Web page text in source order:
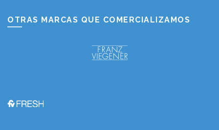
OTRAS MARCAS QUE COMERCIALIZAMOS